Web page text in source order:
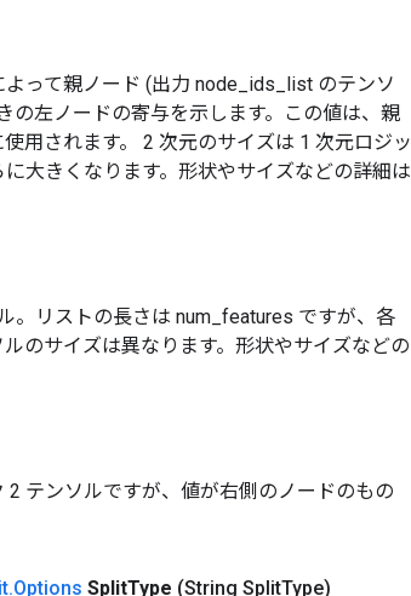
って親ノード (出力 node_ids_list のテンソ
の左ノードの寄与を示します。この値は、親
用されます。 2 次元のサイズは 1 次元ロジッ
大きくなります。形状やサイズなどの詳細は
。リストの長さは num_features ですが、各
のサイズは異なります。形状やサイズなどの
テンソルですが、値が右側のノードのもの
.Options SplitType (String SplitType)